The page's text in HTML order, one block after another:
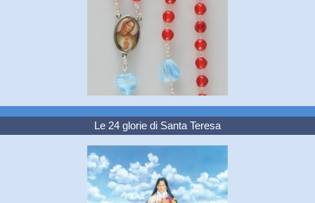
Le 24 glorie di Santa Teresa